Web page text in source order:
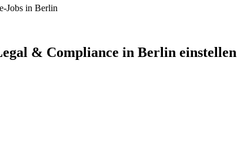
Jobs in Berlin
& Compliance in Berlin einstellen